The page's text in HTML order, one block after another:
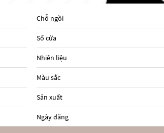
Chỗ ngồi
Số cửa
Nhiên liệu
Màu sắc
Sản xuất
Ngày đăng